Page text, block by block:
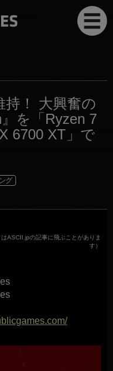
持！ 大興奮の
を「Ryzen 7
6700 XT」で
グ
ASCII.jpの記事に飛ぶことがありま
す）